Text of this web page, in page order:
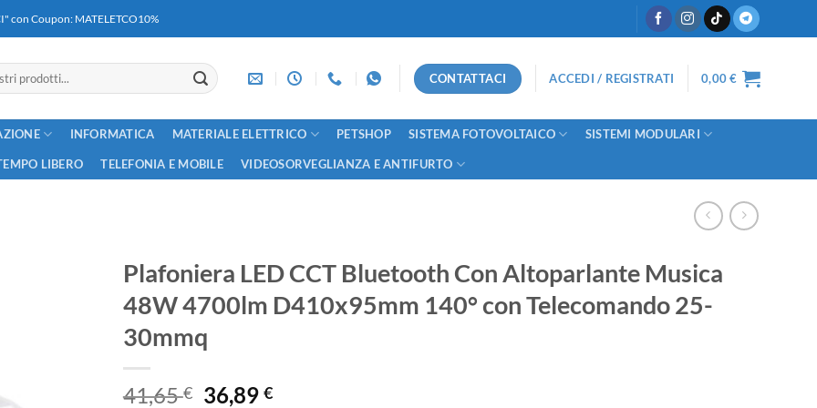
con Coupon: MATELETCO10%
CONTATTACI ACCEDI / REGISTRATI 0,00€
INFORMATICA MATERIALE ELETTRICO PETSHOP SISTEMA FOTOVOLTAICO SISTEMI MODULARI
LIBERO TELEFONIA E MOBILE VIDEOSORVEGLIANZA E ANTIFURTO
Plafoniera LED CCT Bluetooth Con Altoparlante Musica
48W 4700lm D410x95mm 140° con Telecomando 25-
30mmq
41,65€ Il
36,89€Il